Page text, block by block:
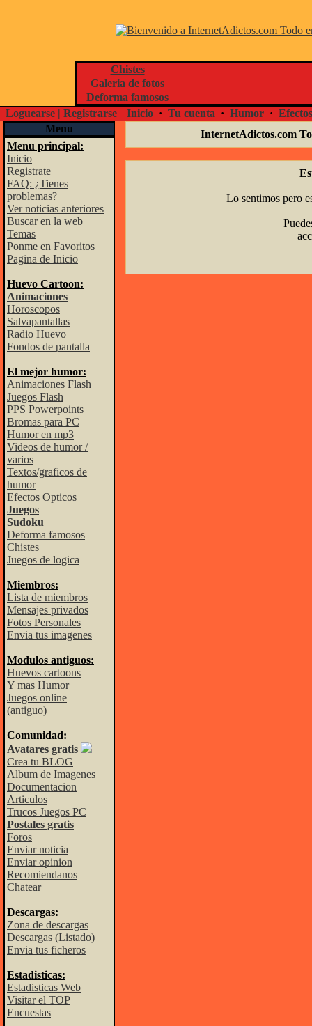
Chistes
Galeria de fotos
Deforma famosos
Loguearse | Registrarse
Inicio · Tu cuenta · Humor ·
Menu
Menu principal:
Inicio
Registrate
FAQ: ¿Tienes
problemas?
Ver noticias anteriores
Buscar en la web
Temas
Ponme en Favoritos
Pagina de Inicio
Huevo Cartoon:
Animaciones
Horoscopos
Salvapantallas
Radio Huevo
Fondos de pantalla
El mejor humor:
Animaciones Flash
Juegos Flash
PPS Powerpoints
Bromas para PC
Humor en mp3
Videos de humor /
varios
Textos/graficos de
humor
Efectos Opticos
Juegos
Sudoku
Deforma famosos
Chistes
Juegos de logica
Miembros:
Lista de miembros
Mensajes privados
Fotos Personales
Envia tus imagenes
Modulos antiguos:
Huevos cartoons
Y mas Humor
Juegos online
(antiguo)
Comunidad:
Avatares gratis
Crea tu BLOG
Album de Imagenes
Documentacion
Articulos
Trucos Juegos PC
Postales gratis
Foros
Enviar noticia
Enviar opinion
Recomiendanos
Chatear
Descargas:
Zona de descargas
Descargas (Listado)
Envia tus ficheros
Estadisticas:
Estadisticas Web
Visitar el TOP
Encuestas
InternetAdictos.com
Lo sentimos pero